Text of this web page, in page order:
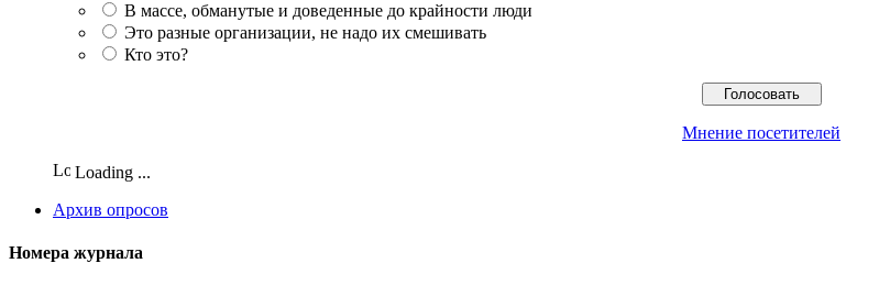
В массе, обманутые и доведенные до крайности люди
Это разные организации, не надо их смешивать
Кто это?
Мнение посетителей
Loading ...
Архив опросов
Номера журнала